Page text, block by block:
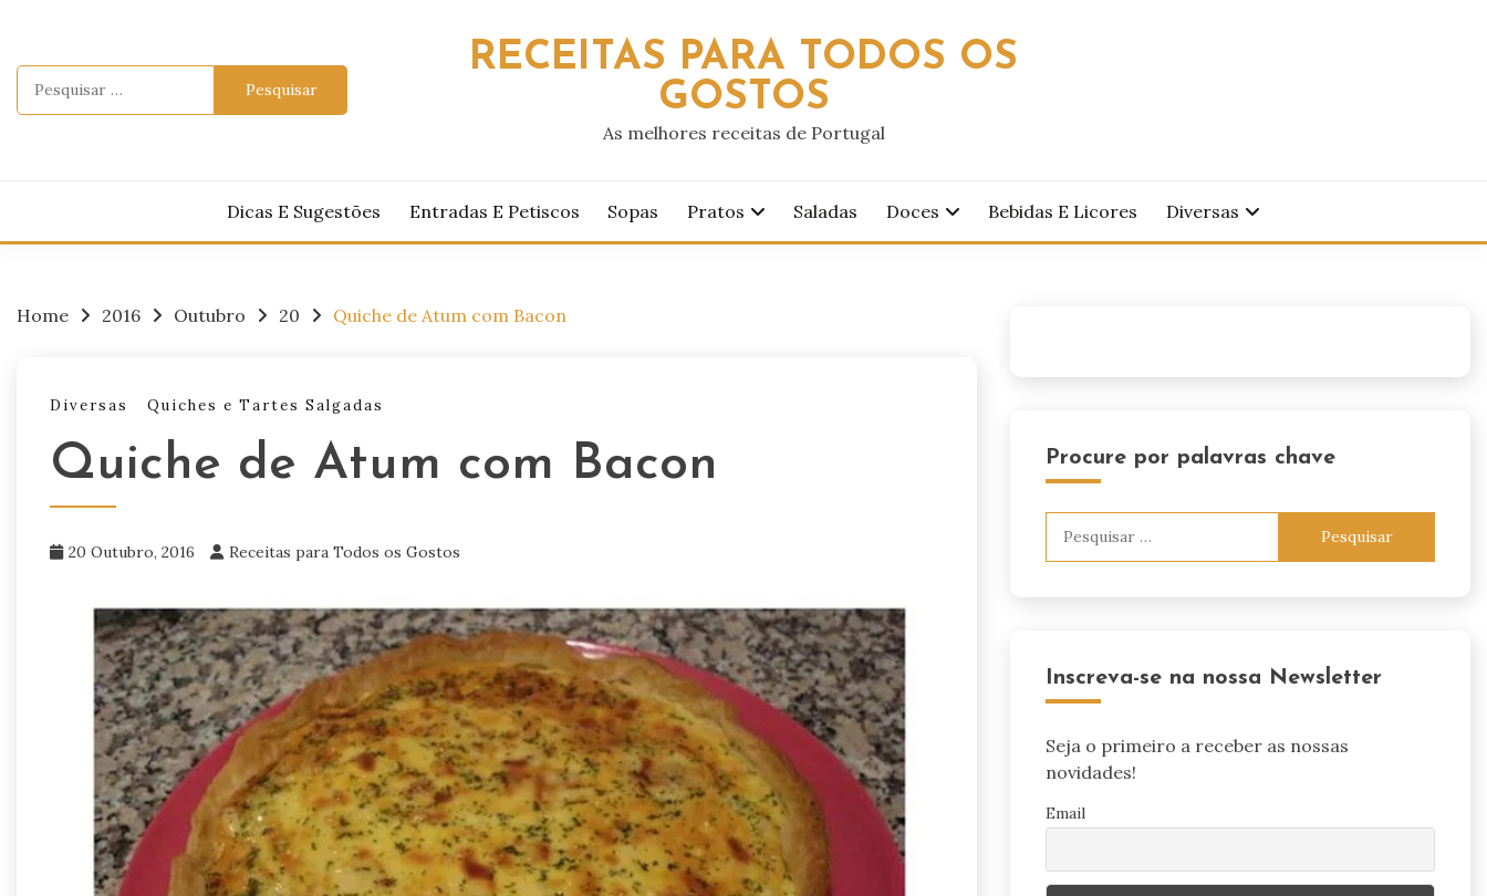
content
RECEITAS PARA TODOS OS
GOSTOS
As melhores receitas de Portugal
Dicas E Sugestões Entradas E Petiscos Sopas Pratos Saladas Doces Bebidas E Licores Diversas
Home 2016 Outubro 20 Quiche de Atum com Bacon
Diversas Quiches e Tartes Salgadas
Quiche de Atum com Bacon
20 Outubro, 2016 Receitas para Todos os Gostos
Procure por palavras chave
Inscreva-se na nossa Newsletter
Seja o primeiro a receber as nossas
novidades!
Email